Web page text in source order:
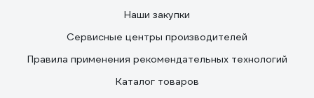
Наши закупки
Сервисные центры производителей
Правила применения рекомендательных технологий
Каталог товаров